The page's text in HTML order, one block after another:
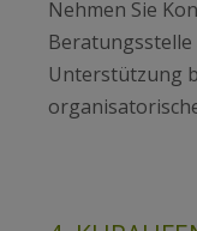
Nehmen Sie
Unterstützung